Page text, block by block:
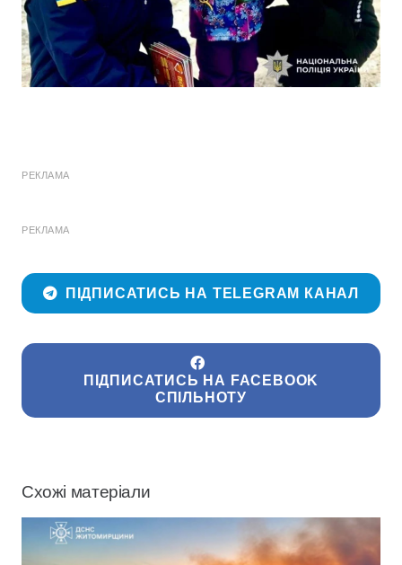
РЕКЛАМА
РЕКЛАМА
ПІДПИСАТИСЬ НА TELEGRAM КАНАЛ
ПІДПИСАТИСЬ НА FACEBOOK
СПІЛЬНОТУ
Схожі матеріали